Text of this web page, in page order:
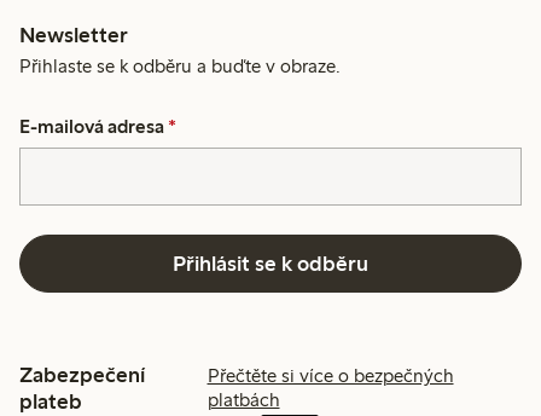
Newsletter
Přihlaste se k odběru a buďte v obraze.
E-mailová adresa *
Přihlásit se k odběru
Zabezpečení
plateb
Přečtěte si více o bezpečných
platbách